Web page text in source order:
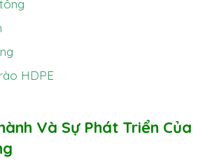
HDPE
Và Sự Phát Triển Của